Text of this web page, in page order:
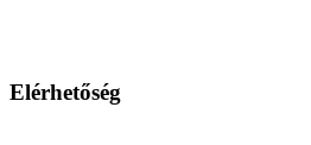
Elérhetőség